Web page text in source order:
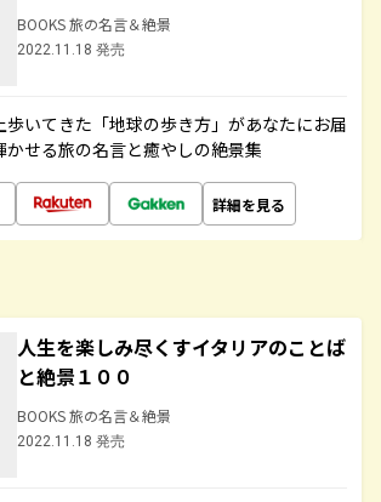
BOOKS 旅の名言＆絶景
2022.11.18 発売
いてきた「地球の歩き方」があなたにお届
かせる旅の名言と癒やしの絶景集
詳細を見る
人生を楽しみ尽くすイタリアのことば
と絶景１００
BOOKS 旅の名言＆絶景
2022.11.18 発売